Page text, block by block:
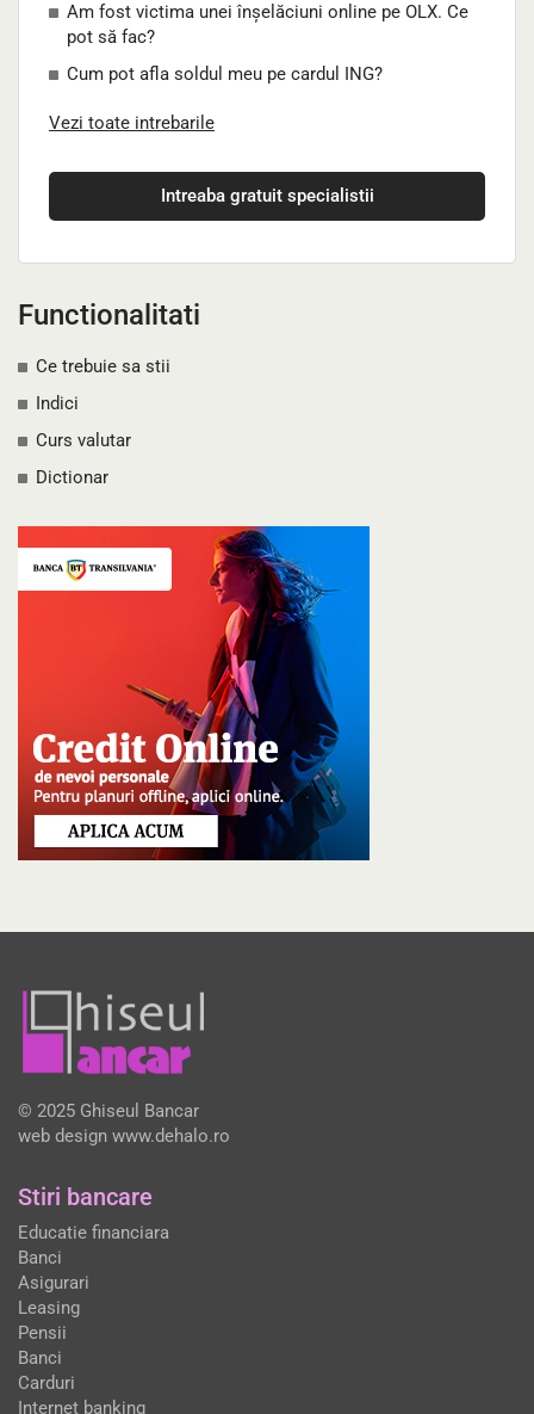
Am fost victima unei înșelăciuni online pe OLX. Ce
pot să fac?
Cum pot afla soldul meu pe cardul ING?
Vezi toate intrebarile
Intreaba gratuit specialistii
Functionalitati
Ce trebuie sa stii
Indici
Curs valutar
Dictionar
© 2025 Ghiseul Bancar
web design www.dehalo.ro
Stiri bancare
Educatie financiara
Banci
Asigurari
Leasing
Pensii
Banci
Carduri
Internet banking